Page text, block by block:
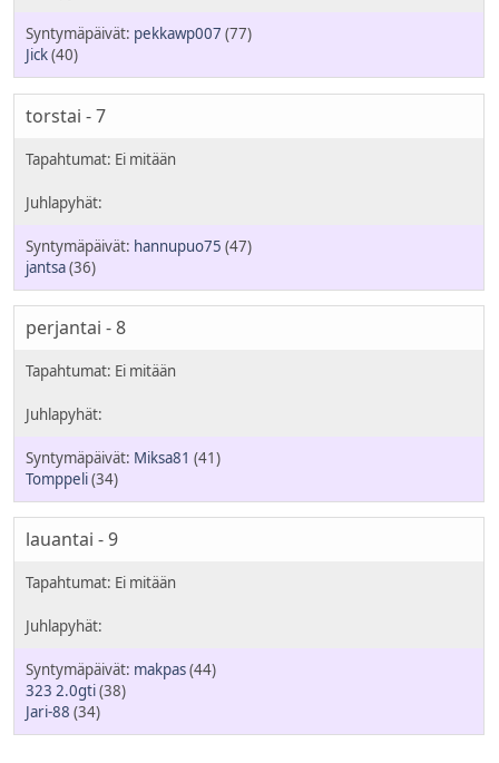
pekkawp007 (77)
Jick(40)
torstai - 7
hannupuo75 (47)
jantsa(36)
perjantai - 8
Miksa81 (41)
Tomppeli(34)
lauantai - 9
makpas(44)
323 2.0gti(38)
Jari-88 (34)